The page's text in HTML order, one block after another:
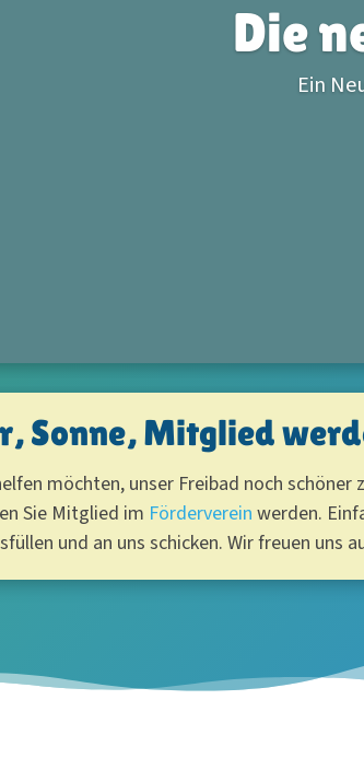
Die
Ein
Sonne, Mitglied
möchten, unser Freibad noch schöner
Sie Mitglied im Förderverein werden.
und an uns schicken. Wir freuen uns